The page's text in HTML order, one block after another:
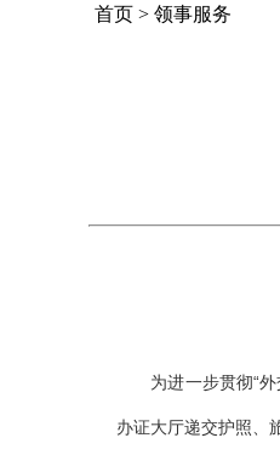
首页 > 领事服务
为进一步贯彻“
办证大厅递交护照、